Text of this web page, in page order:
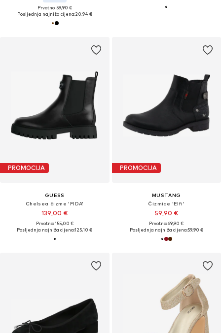
Prvotno: 59,90 €
Posljednja najniža cijena:20,94 €
PROMOCIJA
GUESS
Chelsea čizme 'FIDA'
139,00 €
Prvotno: 155,00 €
Posljednja najniža cijena:125,10 €
PROMOCIJA
MUSTANG
Čizmice 'Elfi'
59,90 €
Prvotno: 69,90 €
Posljednja najniža cijena:59,90 €